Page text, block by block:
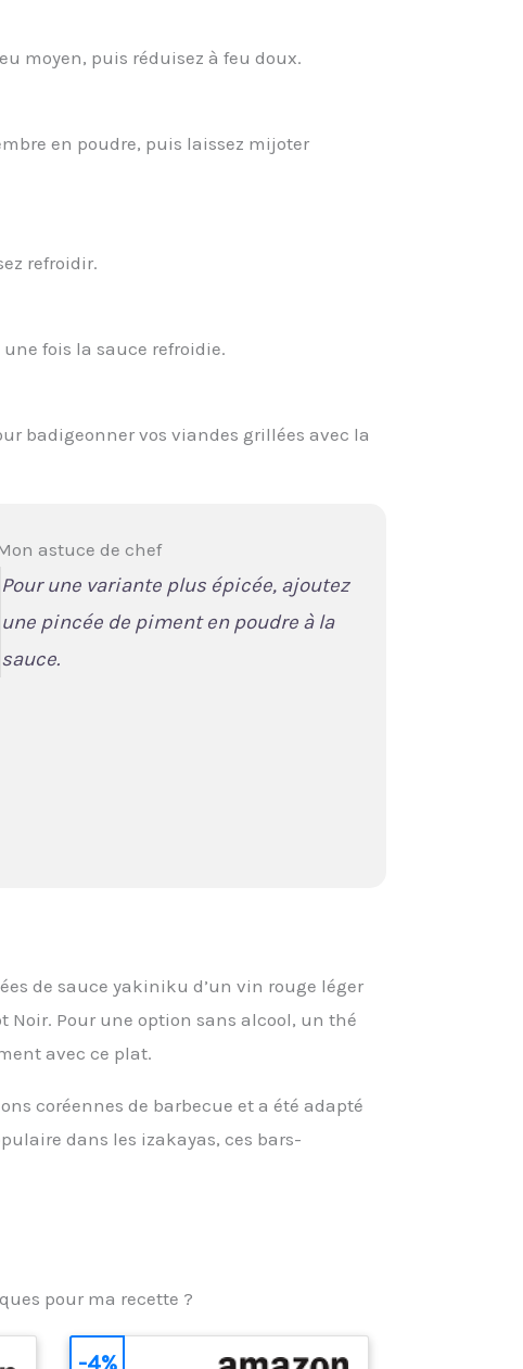
moyen, puis réduisez à feu doux.
en poudre, puis laissez mijoter
refroidir.
fois la sauce refroidie.
badigeonner vos viandes grillées avec la
astuce de chef
Pour une variante plus épicée, ajoutez
une pincée de piment en poudre à la
sauce.
de sauce yakiniku d’un vin rouge léger
Noir. Pour une option sans alcool, un thé
avec ce plat.
coréennes de barbecue et a été adapté
dans les izakayas, ces bars-
pour ma recette ?
-4%